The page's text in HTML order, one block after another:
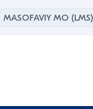
MASOFAVIY MO (LMS)